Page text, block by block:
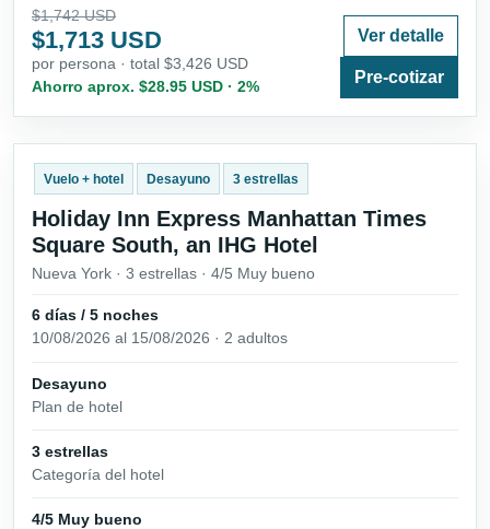
$1,742 USD
$1,713 USD
por persona · total $3,426 USD
Ahorro aprox. $28.95 USD · 2%
Ver detalle
Pre-cotizar
Vuelo + hotel Desayuno 3 estrellas
Holiday Inn Express Manhattan Times
Square South, an IHG Hotel
Nueva York · 3 estrellas · 4/5 Muy bueno
6 días / 5 noches
10/08/2026 al 15/08/2026 · 2 adultos
Desayuno
Plan de hotel
3 estrellas
Categoría del hotel
4/5 Muy bueno